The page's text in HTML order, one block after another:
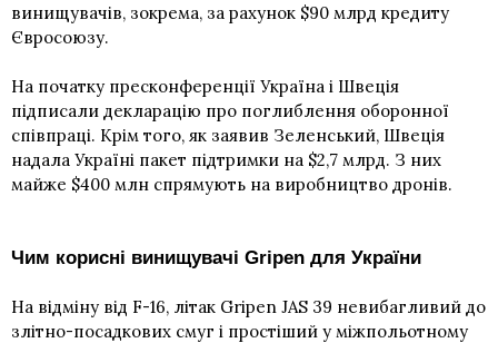
винищувачів, зокрема, за рахунок $90 млрд кредиту
Євросоюзу.
На початку пресконференції Україна і Швеція
підписали декларацію про поглиблення оборонної
співпраці. Крім того, як заявив Зеленський, Швеція
надала Україні пакет підтримки на $2,7 млрд. З них
майже $400 млн спрямують на виробництво дронів.
Чим корисні винищувачі Gripen для України
На відміну від F-16, літак Gripen JAS 39 невибагливий до
злітно-посадкових смуг і простіший у міжпольотному